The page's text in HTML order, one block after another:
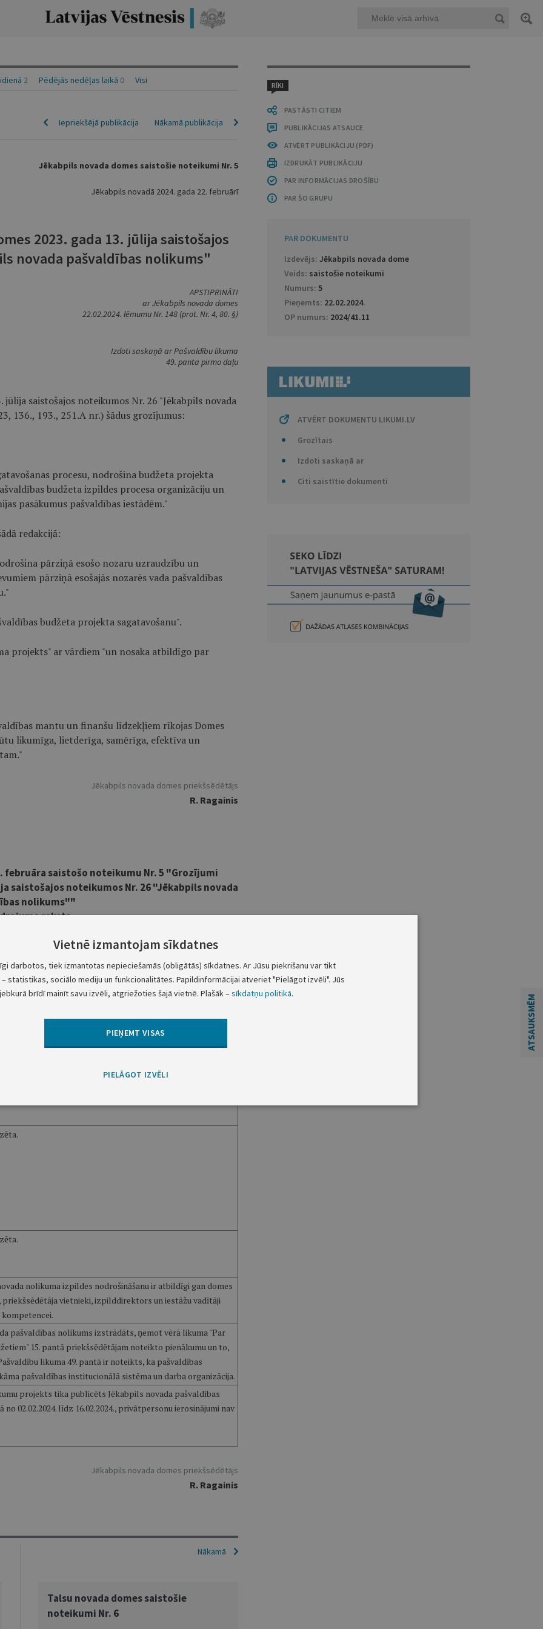
RĪKI
PASTĀSTI CITIEM
PUBLIKĀCIJAS ATSAUCE
ATVĒRT PUBLIKĀCIJU (PDF)
IZDRUKĀT PUBLIKĀCIJU
PAR INFORMĀCIJAS DROŠĪBU
PAR ŠO GRUPU
PAR DOKUMENTU
Izdevējs: Jēkabpils novada dome
Veids: saistošie noteikumi
Numurs: 5
Pieņemts: 22.02.2024.
OP numurs: 2024/41.11
ATVĒRT DOKUMENTU LIKUMI.LV
Grozītais
Izdoti saskaņā ar
Citi saistītie dokumenti
2 Pēdējās nedēļas laikā 0 Visi
Nākamā publikācija
Iepriekšējā publikācija
Jēkabpils novada domes saistošie noteikumi Nr. 5
Jēkabpils novadā 2024. gada 22. februārī
2023. gada 13. jūlija saistošajos
novada pašvaldības nolikums"
APSTIPRINĀTI
ar Jēkabpils novada domes
22.02.2024. lēmumu Nr. 148 (prot. Nr. 4, 80. §)
Izdoti saskaņā ar Pašvaldību likuma
49. panta pirmo daļu
saistošajos noteikumos Nr. 26 "Jēkabpils novada
136., 193., 251.A nr.) šādus grozījumus:
procesu, nodrošina budžeta projekta
budžeta izpildes procesa organizāciju un
pasākumus pašvaldības iestādēm."
redakcijā:
pārziņā esošo nozaru uzraudzību un
pārziņā esošajās nozarēs vada pašvaldības
budžeta projekta sagatavošanu".
projekts" ar vārdiem "un nosaka atbildīgo par
mantu un finanšu līdzekļiem rīkojas Domes
likumīga, lietderīga, samērīga, efektīva un
Jēkabpils novada domes priekšsēdētājs
R. Ragainis
februāra saistošo noteikumu Nr. 5 "Grozījumi
saistošajos noteikumos Nr. 26 "Jēkabpils novada
nolikums""
raksts
Norādāmā informācija
izdošanas mērķis ir precizēt pašvaldības budžeta
procesa gaitā iesaistīto institūciju atbildības un
precizējot tai skaitā pašvaldības iekšējos darba
nolikuma izpildes nodrošināšanu ir atbildīgi gan domes
priekšsēdētāja vietnieki, izpilddirektors un iestāžu vadītāji
pašvaldības nolikums izstrādāts, ņemot vērā likuma "Par
15. pantā priekšsēdētājam noteikto pienākumu un to,
likuma 49. pantā ir noteikts, ka pašvaldības
pašvaldības institucionālā sistēma un darba organizācija.
projekts tika publicēts Jēkabpils novada pašvaldības
no 02.02.2024. līdz 16.02.2024., privātpersonu ierosinājumi nav
Jēkabpils novada domes priekšsēdētājs
R. Ragainis
Nākamā
Talsu novada domes saistošie
noteikumi Nr. 6
ATSAUKSMĒM
Vietnē izmantojam sīkdatnes
darbotos, tiek izmantotas nepieciešamās (obligātās) sīkdatnes. Ar Jūsu piekrišanu var tikt
statistikas, sociālo mediju un funkcionalitātes. Papildinformācijai atveriet "Pielāgot izvēli". Jūs
brīdī mainīt savu izvēli, atgriežoties šajā vietnē. Plašāk –sīkdatņu politikā.
PIEŅEMT VISAS
PIELĀGOT IZVĒLI